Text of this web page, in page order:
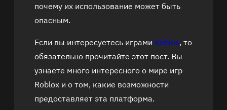
почему их использование может быть
опасным.
Если вы интересуетесь играми Roblox, то
обязательно прочитайте этот пост. Вы
узнаете много интересного о мире игр
Roblox и о том, какие возможности
предоставляет эта платформа.